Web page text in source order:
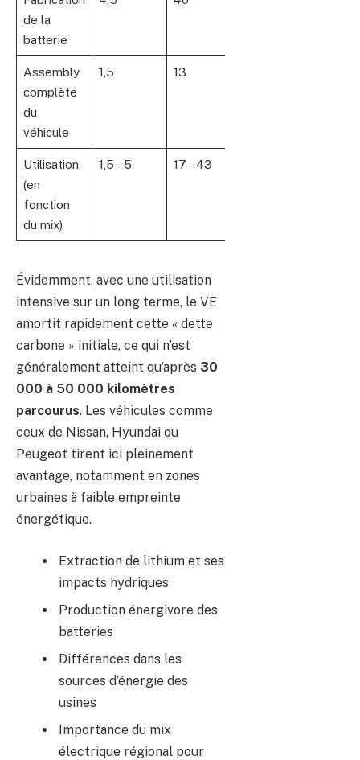
de la
batterie
Assembly
complète
du
véhicule
1,5 13
Utilisation
(en
fonction
du mix)
1,5 – 5 17 – 43
Évidemment, avec une utilisation
intensive sur un long terme, le VE
amortit rapidement cette « dette
carbone » initiale, ce qui n’est
généralement atteint qu’après 30
000 à 50 000 kilomètres
parcourus. Les véhicules comme
ceux de Nissan, Hyundai ou
Peugeot tirent ici pleinement
avantage, notamment en zones
urbaines à faible empreinte
énergétique.
Extraction de lithium et ses
impacts hydriques
Production énergivore des
batteries
Différences dans les
sources d’énergie des
usines
Importance du mix
électrique régional pour